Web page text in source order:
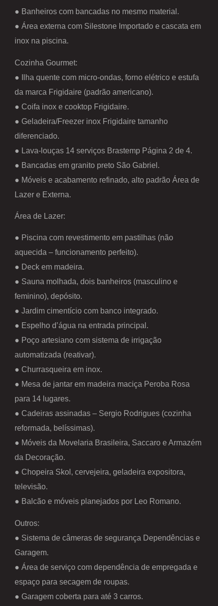
● Banheiros com bancadas no mesmo material.
● Área externa com Silestone Importado e cascata em
inox na piscina.
Cozinha Gourmet:
● Ilha quente com micro-ondas, forno elétrico e estufa
da marca Frigidaire (padrão americano).
● Coifa inox e cooktop Frigidaire.
● Geladeira/Freezer inox Frigidaire tamanho
diferenciado.
● Lava-louças 14 serviços Brastemp Página 2 de 4.
● Bancadas em granito preto São Gabriel.
● Móveis e acabamento refinado, alto padrão Área de
Lazer e Externa.
Área de Lazer:
● Piscina com revestimento em pastilhas (não
aquecida – funcionamento perfeito).
● Deck em madeira.
● Sauna molhada, dois banheiros (masculino e
feminino), depósito.
● Jardim cimentício com banco integrado.
● Espelho d’água na entrada principal.
● Poço artesiano com sistema de irrigação
automatizada (reativar).
● Churrasqueira em inox.
● Mesa de jantar em madeira maciça Peroba Rosa
para 14 lugares.
● Cadeiras assinadas – Sergio Rodrigues (cozinha
reformada, belíssimas).
● Móveis da Movelaria Brasileira, Saccaro e Armazém
da Decoração.
● Chopeira Skol, cervejeira, geladeira expositora,
televisão.
● Balcão e móveis planejados por Leo Romano.
Outros:
● Sistema de câmeras de segurança Dependências e
Garagem.
● Área de serviço com dependência de empregada e
espaço para secagem de roupas.
● Garagem coberta para até 3 carros.